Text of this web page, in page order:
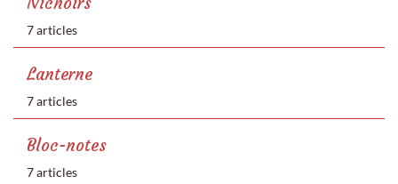
7 articles
Lanterne
7 articles
Bloc-notes
7 articles